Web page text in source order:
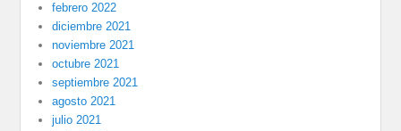
febrero 2022
diciembre 2021
noviembre 2021
octubre 2021
septiembre 2021
agosto 2021
julio 2021